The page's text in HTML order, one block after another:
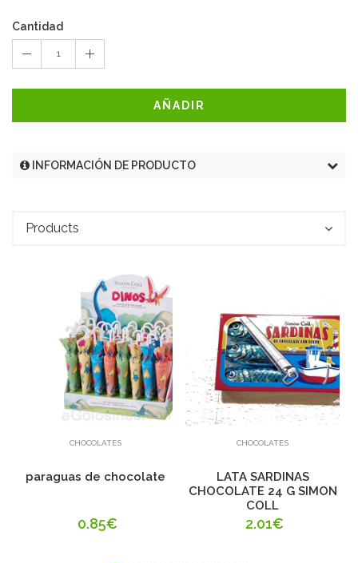
Cantidad
1
AÑADIR
INFORMACIÓN DE PRODUCTO
Products
Añadir
CHOCOLATES
paraguas de chocolate
0.85€
Añadir
CHOCOLATES
LATA SARDINAS
CHOCOLATE 24 G SIMON
COLL
2.01€